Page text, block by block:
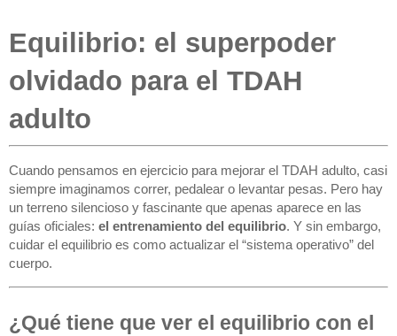
Equilibrio: el superpoder
olvidado para el TDAH
adulto
Cuando pensamos en ejercicio para mejorar el TDAH adulto, casi
siempre imaginamos correr, pedalear o levantar pesas. Pero hay
un terreno silencioso y fascinante que apenas aparece en las
guías oficiales: el entrenamiento del equilibrio. Y sin embargo,
cuidar el equilibrio es como actualizar el “sistema operativo” del
cuerpo.
¿Qué tiene que ver el equilibrio con el